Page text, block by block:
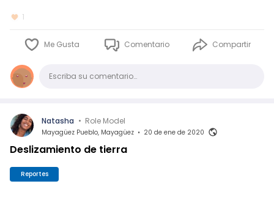
1
Me Gusta Comentario Compartir
ComentarioEscriba su comentario…
Natasha • Role Model
Mayagüez Pueblo, Mayagüez • 20 de ene de 2020
Deslizamiento de tierra
Reportes